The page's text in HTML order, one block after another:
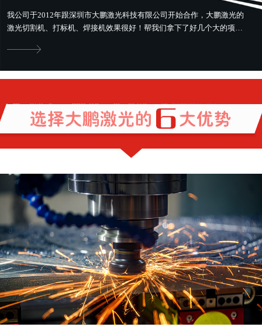
我公司于2012年跟深圳市大鹏激光科技有限公司开始合作，大鹏激光的
激光切割机、打标机、焊接机效果很好！帮我们拿下了好几个大的项